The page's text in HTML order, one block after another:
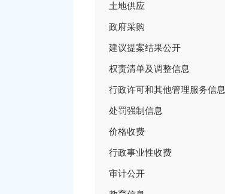
土地供应
政府采购
建议提案结果公开
权责清单及调整信息
行政许可和其他管理服务信息
处罚强制信息
价格收费
行政事业性收费
审计公开